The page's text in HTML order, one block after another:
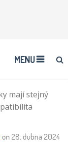
MENU
mají stejný
on 28. dubna 2024